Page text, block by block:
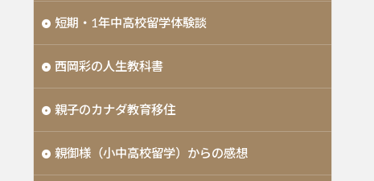
短期・1年中高校留学体験談
西岡彩の人生教科書
親子のカナダ教育移住
親御様（小中高校留学）からの感想